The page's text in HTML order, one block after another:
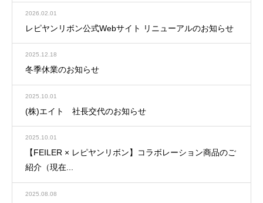
2026.02.01
レピヤンリボン公式Webサイト リニューアルのお知らせ
2025.12.18
冬季休業のお知らせ
2025.10.01
(株)エイト 社長交代のお知らせ
2025.10.01
【FEILER × レピヤンリボン】コラボレーション商品のご
紹介（現在...
2025.08.08